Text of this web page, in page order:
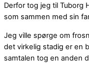
Derfor tog jeg til Tuborg
som sammen med sin
Jeg ville spørge om
det virkelig stadig er en
samtalen tog en anden